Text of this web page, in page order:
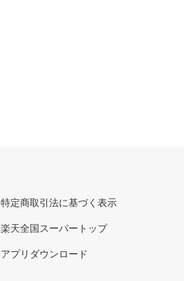
特定商取引法に基づく表示
楽天全国スーパートップ
アプリダウンロード